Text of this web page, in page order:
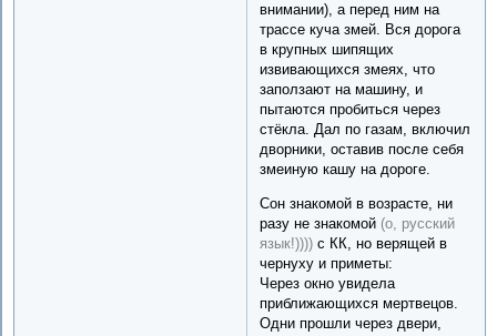
внимании), а перед ним на
трассе куча змей. Вся дорога
в крупных шипящих
извивающихся змеях, что
заползают на машину, и
пытаются пробиться через
стёкла. Дал по газам, включил
дворники, оставив после себя
змеиную кашу на дороге.
Сон знакомой в возрасте, ни
разу не знакомой (о, русский
язык!)))) с КК, но верящей в
чернуху и приметы:
Через окно увидела
приближающихся мертвецов.
Одни прошли через двери,